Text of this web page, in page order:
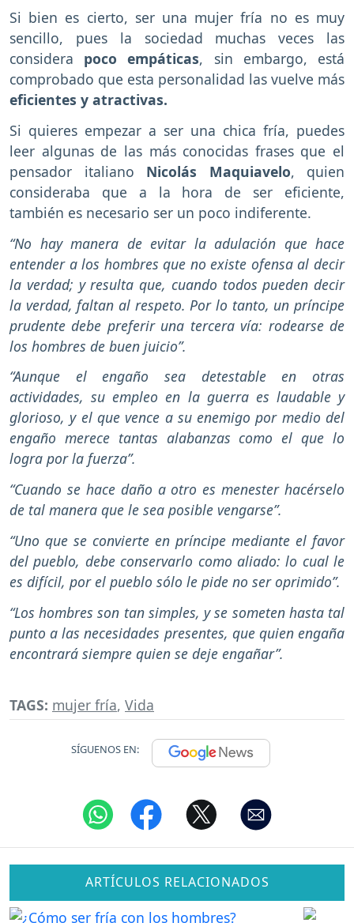
Si bien es cierto, ser una mujer fría no es muy
sencillo, pues la sociedad muchas veces las
considera poco empáticas, sin embargo, está
comprobado que esta personalidad las vuelve más
eficientes y atractivas.
Si quieres empezar a ser una chica fría, puedes
leer algunas de las más conocidas frases que el
pensador italiano Nicolás Maquiavelo, quien
consideraba que a la hora de ser eficiente,
también es necesario ser un poco indiferente.
“No hay manera de evitar la adulación que hace
entender a los hombres que no existe ofensa al decir
la verdad; y resulta que, cuando todos pueden decir
la verdad, faltan al respeto. Por lo tanto, un príncipe
prudente debe preferir una tercera vía: rodearse de
los hombres de buen juicio”.
“Aunque el engaño sea detestable en otras
actividades, su empleo en la guerra es laudable y
glorioso, y el que vence a su enemigo por medio del
engaño merece tantas alabanzas como el que lo
logra por la fuerza”.
“Cuando se hace daño a otro es menester hacérselo
de tal manera que le sea posible vengarse”.
“Uno que se convierte en príncipe mediante el favor
del pueblo, debe conservarlo como aliado: lo cual le
es difícil, por el pueblo sólo le pide no ser oprimido”.
“Los hombres son tan simples, y se someten hasta tal
punto a las necesidades presentes, que quien engaña
encontrará siempre quien se deje engañar”.
TAGS: mujer fría, Vida
SÍGUENOS EN:
ARTÍCULOS RELACIONADOS